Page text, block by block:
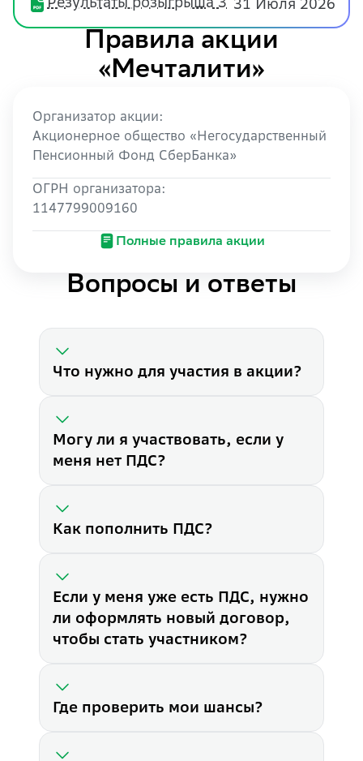
Правила акции
«Мечталити»
Организатор акции:
Акционерное общество «Негосударственный
Пенсионный Фонд СберБанка»
ОГРН организатора:
1147799009160
Полные правила акции
Вопросы и ответы
Что нужно для участия в акции?
Могу ли я участвовать, если у
меня нет ПДС?
Как пополнить ПДС?
Если у меня уже есть ПДС, нужно
ли оформлять новый договор,
чтобы стать участником?
Где проверить мои шансы?